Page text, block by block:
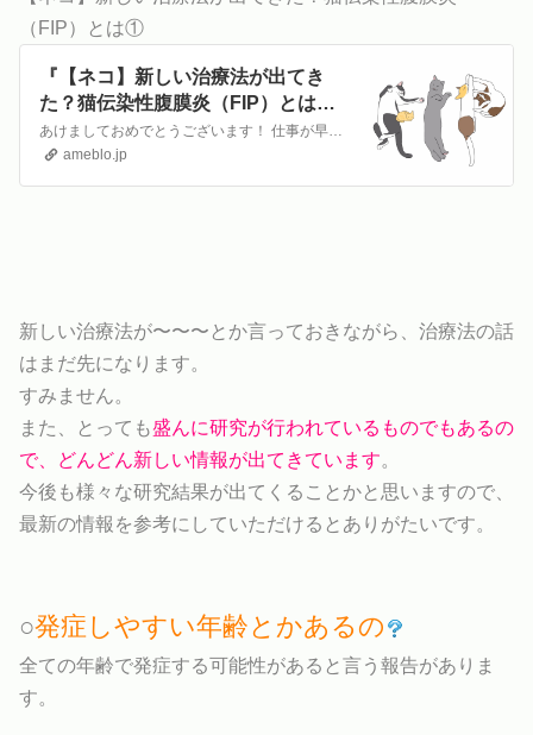
（FIP）とは①
『【ネコ】新しい治療法が出てき
た？猫伝染性腹膜炎（FIP）とは
①』
あけましておめでとうございます！ 仕事が早すぎてこのブログを12月に書いている獣医師youです。 登場人物紹介◆◇◆◇◆◇◆◇◆◇◆◇◆◇◆◇◆◇◆◇◆◇…
ameblo.jp
新しい治療法が〜〜〜とか言っておきながら、治療法の話
はまだ先になります。
すみません。
また、とっても盛んに研究が行われているものでもあるの
で、どんどん新しい情報が出てきています。
今後も様々な研究結果が出てくることかと思いますので、
最新の情報を参考にしていただけるとありがたいです。
○発症しやすい年齢とかあるの
全ての年齢で発症する可能性があると言う報告がありま
す。